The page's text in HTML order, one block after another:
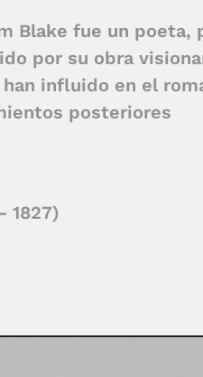
Blake fue un poeta,
por su obra
influido en el
posteriores
1827)